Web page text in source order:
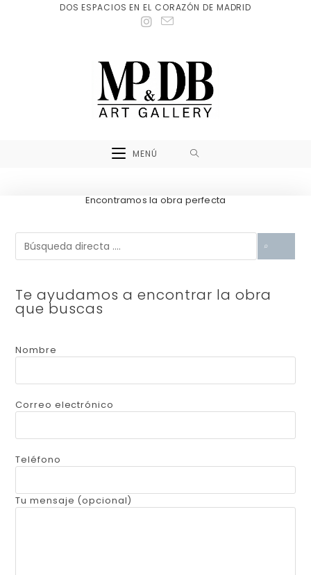
DOS ESPACIOS EN EL CORAZÓN DE MADRID
MENÚ
Encontramos la obra perfecta
Te ayudamos a encontrar la obra
que buscas
Nombre
Correo electrónico
Teléfono
Tu mensaje (opcional)